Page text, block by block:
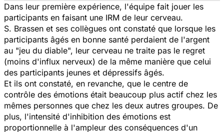
Dans leur première expérience, l'équipe fait jouer les
participants en faisant une IRM de leur cerveau.
S. Brassen et ses collègues ont constaté que lorsque les
participants âgés en bonne santé perdaient de l'argent
au "jeu du diable", leur cerveau ne traite pas le regret
(moins d'influx nerveux) de la même manière que celui
des participants jeunes et dépressifs âgés.
Et ils ont constaté, en revanche, que le centre de
contrôle des émotions était beaucoup plus actif chez les
mêmes personnes que chez les deux autres groupes. De
plus, l'intensité d'inhibition des émotions est
proportionnelle à l'ampleur des conséquences d'un